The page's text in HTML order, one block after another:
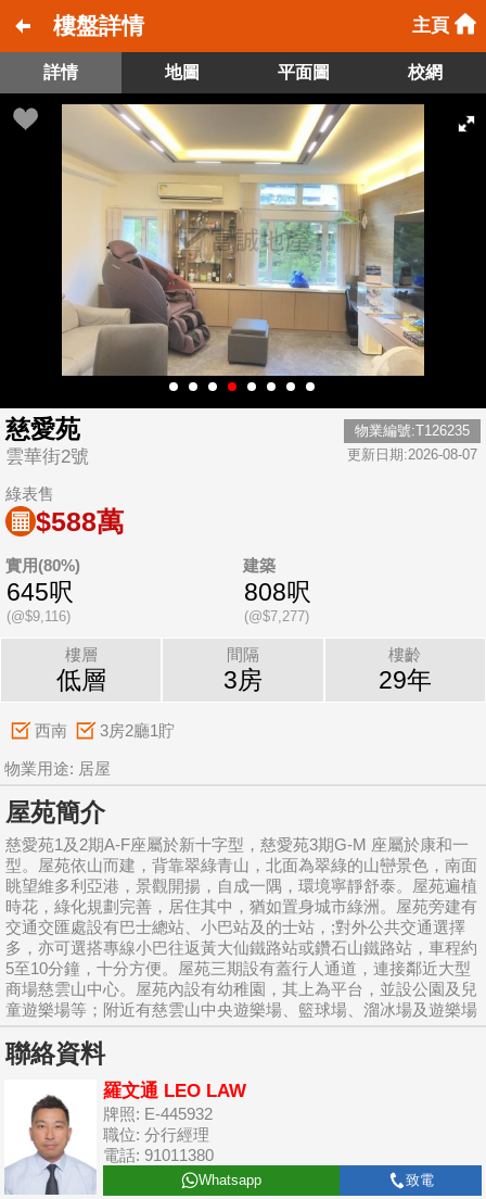
樓盤詳情 主頁
詳情 地圖 平面圖 校網
慈愛苑
雲華街2號
物業編號:T126235
更新日期:2026-08-07
綠表售
$588萬
實用(80%)
645呎
(@$9,116)
建築
808呎
(@$7,277)
樓層
低層
間隔
3房
樓齡
29年
西南 3房2廳1貯
物業用途: 居屋
屋苑簡介
慈愛苑1及2期A-F座屬於新十字型，慈愛苑3期G-M 座屬於康和一
型。屋苑依山而建，背靠翠綠青山，北面為翠綠的山巒景色，南面
眺望維多利亞港，景觀開揚，自成一隅，環境寧靜舒泰。屋苑遍植
時花，綠化規劃完善，居住其中，猶如置身城市綠洲。屋苑旁建有
交通交匯處設有巴士總站、小巴站及的士站，;對外公共交通選擇
多，亦可選搭專線小巴往返黃大仙鐵路站或鑽石山鐵路站，車程約
5至10分鐘，十分方便。屋苑三期設有蓋行人通道，連接鄰近大型
商場慈雲山中心。屋苑內設有幼稚園，其上為平台，並設公園及兒
童遊樂場等；附近有慈雲山中央遊樂場、籃球場、溜冰場及遊樂場
聯絡資料
羅文通 LEO LAW
牌照: E-445932
職位: 分行經理
電話: 91011380
Whatsapp 致電